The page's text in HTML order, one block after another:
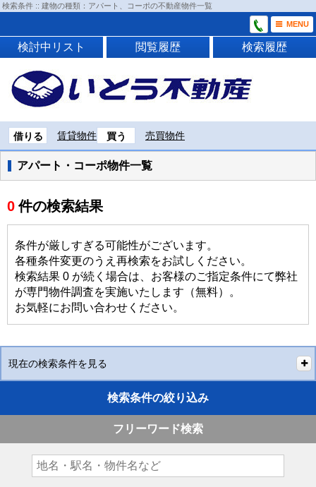
検索条件 :: 建物の種類：アパート、コーポの不動産物件一覧
MENU
検討中リスト 閲覧履歴 検索履歴
借りる 賃貸物件 買う 売買物件
アパート・コーポ物件一覧
0 件の検索結果
条件が厳しすぎる可能性がございます。
各種条件変更のうえ再検索をお試しください。
検索結果 0 が続く場合は、お客様のご指定条件にて弊社
が専門物件調査を実施いたします（無料）。
お気軽にお問い合わせください。
現在の検索条件を見る
検索条件の絞り込み
フリーワード検索